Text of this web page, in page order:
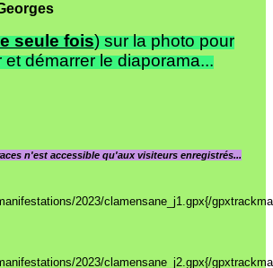
seule fois) sur la photo pour
et démarrer le diaporama...
n'est accessible qu'aux visiteurs enregistrés...
2023/clamensane_j1.gpx{/
2023/clamensane_j2.gpx{/